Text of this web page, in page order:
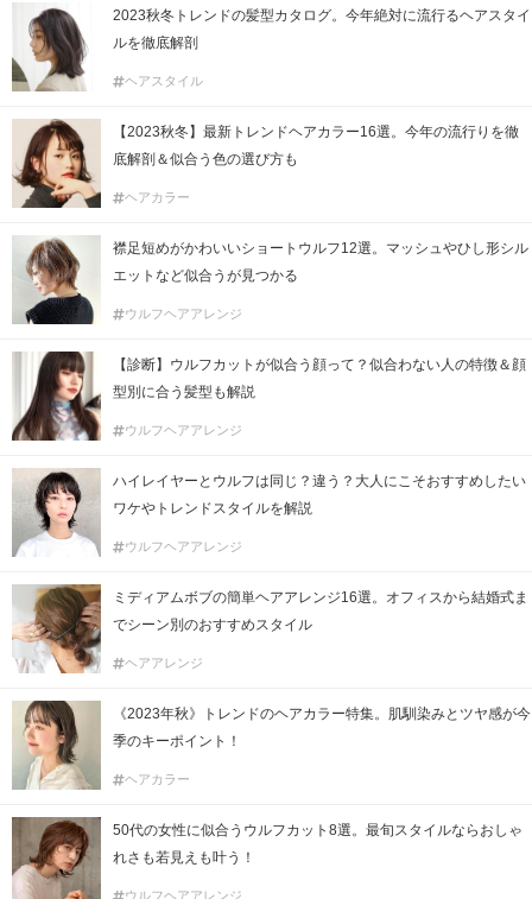
2023秋冬トレンドの髪型カタログ。今年絶対に流行るヘアスタイ
ルを徹底解剖
ヘアスタイル
【2023秋冬】最新トレンドヘアカラー16選。今年の流行りを徹
底解剖＆似合う色の選び方も
ヘアカラー
襟足短めがかわいいショートウルフ12選。マッシュやひし形シル
エットなど似合うが見つかる
ウルフヘアアレンジ
【診断】ウルフカットが似合う顔って？似合わない人の特徴＆顔
型別に合う髪型も解説
ウルフヘアアレンジ
ハイレイヤーとウルフは同じ？違う？大人にこそおすすめしたい
ワケやトレンドスタイルを解説
ウルフヘアアレンジ
ミディアムボブの簡単ヘアアレンジ16選。オフィスから結婚式ま
でシーン別のおすすめスタイル
ヘアアレンジ
《2023年秋》トレンドのヘアカラー特集。肌馴染みとツヤ感が今
季のキーポイント！
ヘアカラー
50代の女性に似合うウルフカット8選。最旬スタイルならおしゃ
れさも若見えも叶う！
ウルフヘアアレンジ